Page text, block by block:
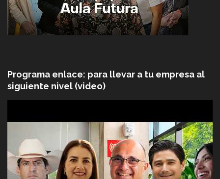
Programa enlace: para llevar a tu empresa al
siguiente nivel (video)